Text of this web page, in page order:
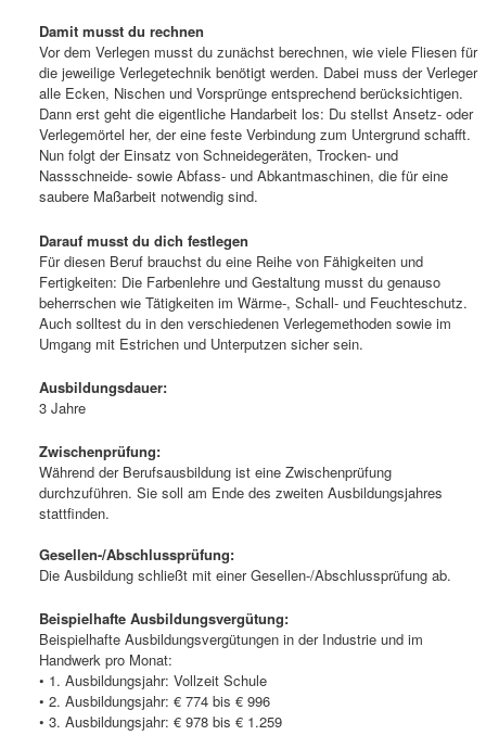
Damit musst du rechnen
Vor dem Verlegen musst du zunächst berechnen, wie viele Fliesen für
die jeweilige Verlegetechnik benötigt werden. Dabei muss der Verleger
alle Ecken, Nischen und Vorsprünge entsprechend berücksichtigen.
Dann erst geht die eigentliche Handarbeit los: Du stellst Ansetz- oder
Verlegemörtel her, der eine feste Verbindung zum Untergrund schafft.
Nun folgt der Einsatz von Schneidegeräten, Trocken- und
Nassschneide- sowie Abfass- und Abkantmaschinen, die für eine
saubere Maßarbeit notwendig sind.
Darauf musst du dich festlegen
Für diesen Beruf brauchst du eine Reihe von Fähigkeiten und
Fertigkeiten: Die Farbenlehre und Gestaltung musst du genauso
beherrschen wie Tätigkeiten im Wärme-, Schall- und Feuchteschutz.
Auch solltest du in den verschiedenen Verlegemethoden sowie im
Umgang mit Estrichen und Unterputzen sicher sein.
Ausbildungsdauer:
3 Jahre
Zwischenprüfung:
Während der Berufsausbildung ist eine Zwischenprüfung
durchzuführen. Sie soll am Ende des zweiten Ausbildungsjahres
stattfinden.
Gesellen-/Abschlussprüfung:
Die Ausbildung schließt mit einer Gesellen-/Abschlussprüfung ab.
Beispielhafte Ausbildungsvergütung:
Beispielhafte Ausbildungsvergütungen in der Industrie und im
Handwerk pro Monat:
• 1. Ausbildungsjahr: Vollzeit Schule
• 2. Ausbildungsjahr: € 774 bis € 996
• 3. Ausbildungsjahr: € 978 bis € 1.259